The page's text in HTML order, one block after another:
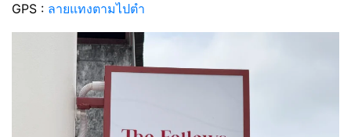
GPS : ลายแทงตามไปตำ